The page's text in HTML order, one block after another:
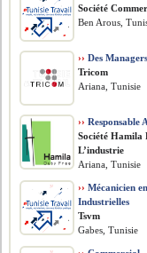
Société
Ben Arous,
›› Des
Tricom
Ariana, Tunisie
›› Responsable
Société Hamila
L’industrie
Ariana, Tunisie
›› Mécanicien
Industrielles
Tsvm
Gabes, Tunisie